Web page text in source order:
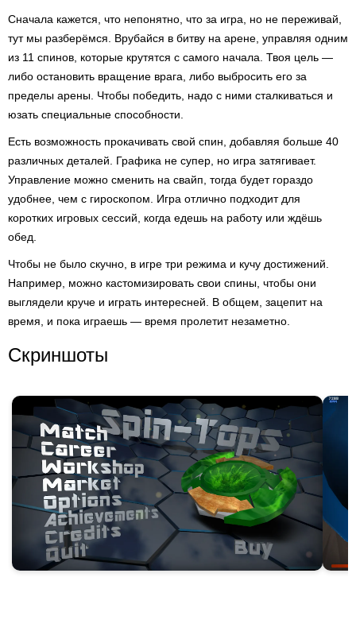
Сначала кажется, что непонятно, что за игра, но не переживай,
тут мы разберёмся. Врубайся в битву на арене, управляя одним
из 11 спинов, которые крутятся с самого начала. Твоя цель —
либо остановить вращение врага, либо выбросить его за
пределы арены. Чтобы победить, надо с ними сталкиваться и
юзать специальные способности.
Есть возможность прокачивать свой спин, добавляя больше 40
различных деталей. Графика не супер, но игра затягивает.
Управление можно сменить на свайп, тогда будет гораздо
удобнее, чем с гироскопом. Игра отлично подходит для
коротких игровых сессий, когда едешь на работу или ждёшь
обед.
Чтобы не было скучно, в игре три режима и кучу достижений.
Например, можно кастомизировать свои спины, чтобы они
выглядели круче и играть интересней. В общем, зацепит на
время, и пока играешь — время пролетит незаметно.
Скриншоты